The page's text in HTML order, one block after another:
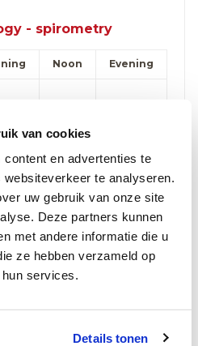
van cookies
en advertenties te
te analyseren.
uw gebruik van onze site
Deze partners kunnen
met andere informatie die u
ze hebben verzameld op
services.
Details tonen
- spirometry
Noon Evening
online